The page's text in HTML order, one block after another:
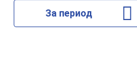
За период